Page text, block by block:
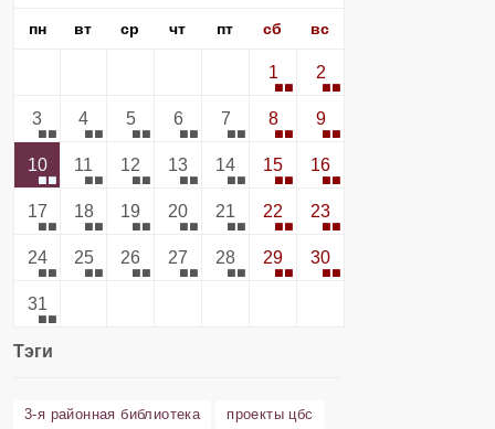
пн вт ср чт пт сб вс
1 2
3 4 5 6 7 8 9
10 11 12 13 14 15 16
17 18 19 20 21 22 23
24 25 26 27 28 29 30
31
Тэги
3-я районная библиотека
проекты цбс